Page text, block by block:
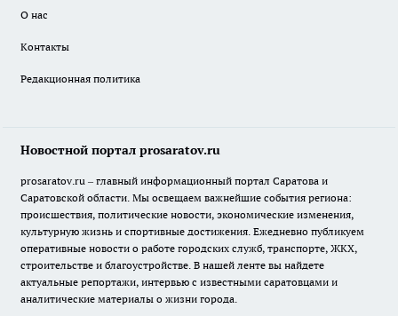
О нас
Контакты
Редакционная политика
Новостной портал prosaratov.ru
prosaratov.ru – главный информационный портал Саратова и
Саратовской области. Мы освещаем важнейшие события региона:
происшествия, политические новости, экономические изменения,
культурную жизнь и спортивные достижения. Ежедневно публикуем
оперативные новости о работе городских служб, транспорте, ЖКХ,
строительстве и благоустройстве. В нашей ленте вы найдете
актуальные репортажи, интервью с известными саратовцами и
аналитические материалы о жизни города.